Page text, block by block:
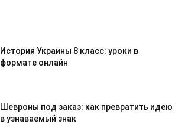
История Украины 8 класс: уроки в
формате онлайн
Шевроны под заказ: как превратить идею
в узнаваемый знак